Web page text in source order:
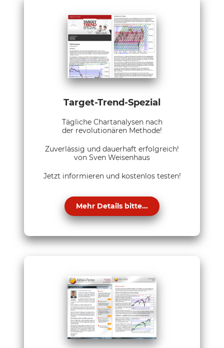
Target-Trend-Spezial
Tägliche Chartanalysen nach
der revolutionären Methode!
Zuverlässig und dauerhaft erfolgreich!
von Sven Weisenhaus
Jetzt informieren und kostenlos testen!
Mehr Details bitte...